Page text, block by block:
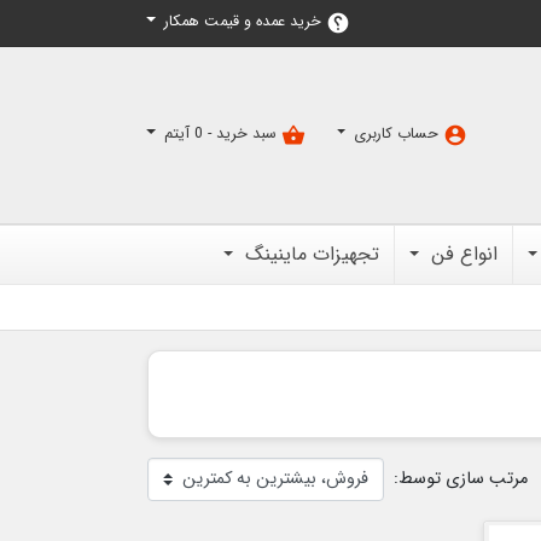
help خرید عمده و قیمت همکار
account_circle حساب کاربری shopping_basket سبد خرید - 0 آیتم
انواع فن تجهیزات ماینینگ
مرتب سازی توسط: